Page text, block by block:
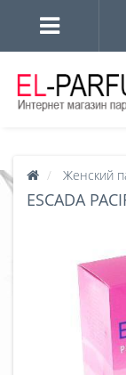
Женский
ESCADA